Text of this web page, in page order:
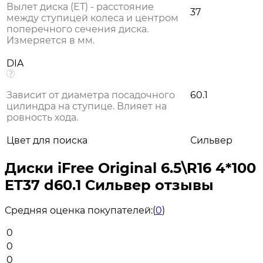
Вылет диска (ЕТ) - расстояние
между ступицей колеса и центром
поперечного сечения диска.
Измеряется в мм.
37
DIA
Зависит от диаметра посадочного
цилиндра на ступице. Влияет на
ровность хода.
60.1
Цвет для поиска Сильвер
Диски iFree Original 6.5\R16 4*100
ET37 d60.1 Сильвер отзывы
Средняя оценка покупателей:(0)
0
0
0